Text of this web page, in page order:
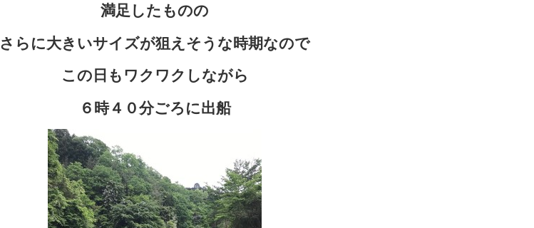
満足したものの
さらに大きいサイズが狙えそうな時期なので
この日もワクワクしながら
６時４０分ごろに出船